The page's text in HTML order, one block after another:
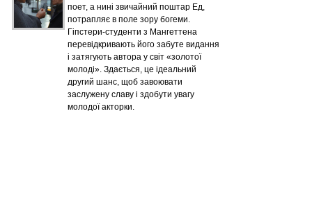
поет, а нині звичайний поштар Ед,
потрапляє в поле зору богеми.
Гіпстери-студенти з Мангеттена
перевідкривають його забуте видання
і затягують автора у світ «золотої
молоді». Здається, це ідеальний
другий шанс, щоб завоювати
заслужену славу і здобути увагу
молодої акторки.